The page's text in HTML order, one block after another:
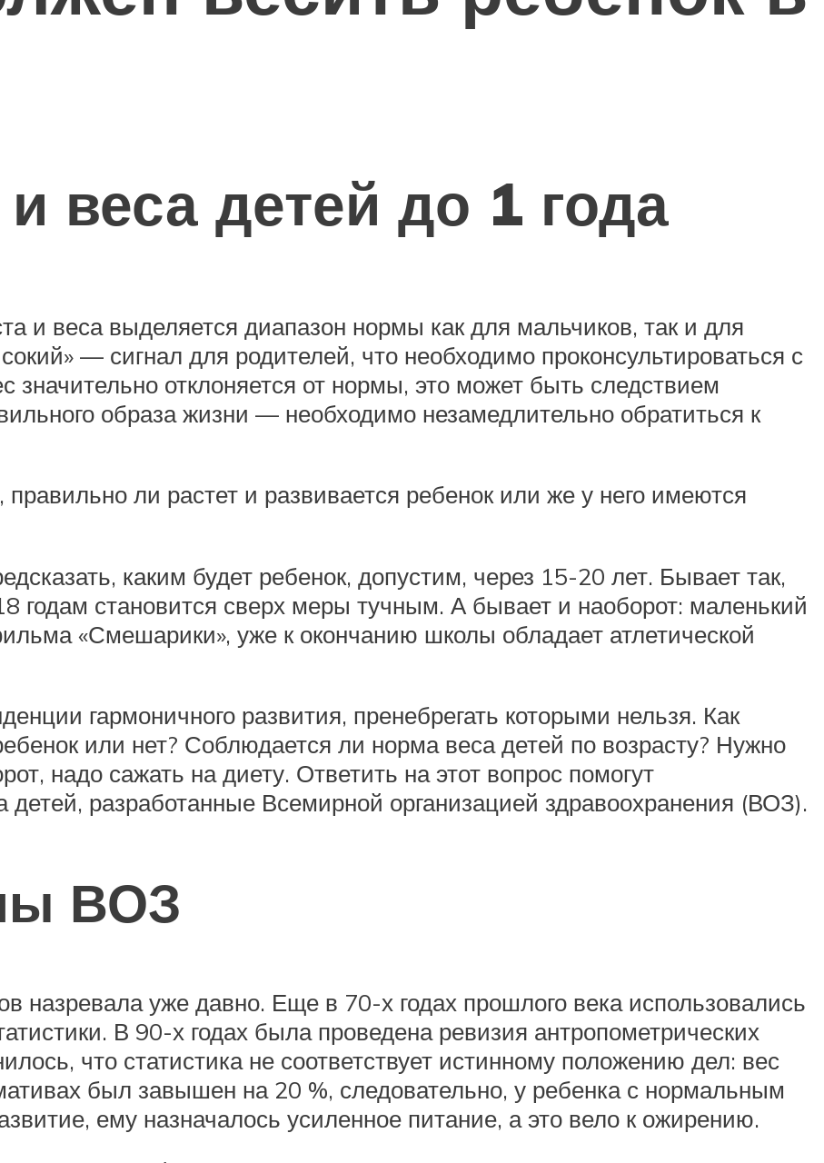
веса детей до 1 года
и веса выделяется диапазон нормы как для мальчиков, так и для
— сигнал для родителей, что необходимо проконсультироваться с
отклоняется от нормы, это может быть следствием
образа жизни — необходимо незамедлительно обратиться к
ли растет и развивается ребенок или же у него имеются
каким будет ребенок, допустим, через 15-20 лет. Бывает так,
годам становится сверх меры тучным. А бывает и наоборот: маленький
«Смешарики», уже к окончанию школы обладает атлетической
гармоничного развития, пренебрегать которыми нельзя. Как
или нет? Соблюдается ли норма веса детей по возрасту? Нужно
надо сажать на диету. Ответить на этот вопрос помогут
разработанные Всемирной организацией здравоохранения (ВОЗ).
ВОЗ
назревала уже давно. Еще в 70-х годах прошлого века использовались
В 90-х годах была проведена ревизия антропометрических
что статистика не соответствует истинному положению дел: вес
был завышен на 20 %, следовательно, у ребенка с нормальным
ему назначалось усиленное питание, а это вело к ожирению.